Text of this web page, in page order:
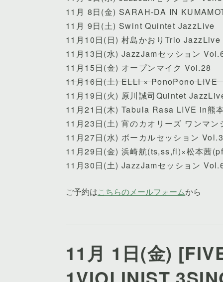
11月 8日(金) SARAH-DA IN
11月 9日(土) Swint Quintet JazzLive
11月10日(日) 村島かおりTrio JazzLive
11月13日(水) JazzJamセッション
11月15日(金) オープンマイク Vol.28
11月16日(土) ELLI × PonoPono
11月19日(火) 原川誠司Quintet
11月21日(木) Tabula Rasa LIVE in熊
11月23日(土) 宵のカオリーズ ワンマン
11月27日(水) ボーカルセッション
11月29日(金) 浜崎航(ts,ss,fl)×松本茜
11月30日(土) JazzJamセッション
11月 1日(金)